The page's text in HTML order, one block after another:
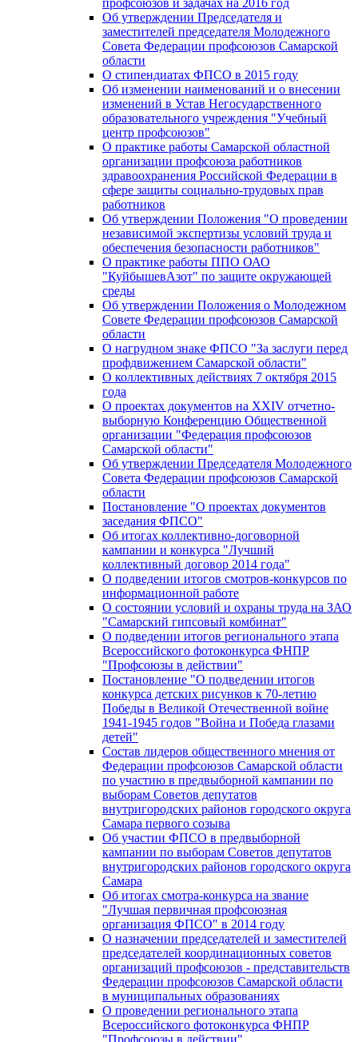
Об утверждении Председателя и
заместителей председателя Молодежного
Совета Федерации профсоюзов Самарской
области
О стипендиатах ФПСО в 2015 году
Об изменении наименований и о внесении
изменений в Устав Негосударственного
образовательного учреждения "Учебный
центр профсоюзов"
О практике работы Самарской областной
организации профсоюза работников
здравоохранения Российской Федерации в
сфере защиты социально-трудовых прав
работников
Об утверждении Положения "О проведении
независимой экспертизы условий труда и
обеспечения безопасности работников"
О практике работы ППО ОАО
"КуйбышевАзот" по защите окружающей
среды
Об утверждении Положения о Молодежном
Совете Федерации профсоюзов Самарской
области
О нагрудном знаке ФПСО "За заслуги перед
профдвижением Самарской области"
О коллективных действиях 7 октября 2015
года
О проектах документов на XXIV отчетно-
выборную Конференцию Общественной
организации "Федерация профсоюзов
Самарской области"
Об утверждении Председателя Молодежного
Совета Федерации профсоюзов Самарской
области
Постановление "О проектах документов
заседания ФПСО"
Об итогах коллективно-договорной
кампании и конкурса "Лучший
коллективный договор 2014 года"
О подведении итогов смотров-конкурсов по
информационной работе
О состоянии условий и охраны труда на ЗАО
"Самарский гипсовый комбинат"
О подведении итогов регионального этапа
Всероссийского фотоконкурса ФНПР
"Профсоюзы в действии"
Постановление "О подведении итогов
конкурса детских рисунков к 70-летию
Победы в Великой Отечественной войне
1941-1945 годов "Война и Победа глазами
детей"
Состав лидеров общественного мнения от
Федерации профсоюзов Самарской области
по участию в предвыборной кампании по
выборам Советов депутатов
внутригородских районов городского округа
Самара первого созыва
Об участии ФПСО в предвыборной
кампании по выборам Советов депутатов
внутригородских районов городского округа
Самара
Об итогах смотра-конкурса на звание
"Лучшая первичная профсоюзная
организация ФПСО" в 2014 году
О назначении председателей и заместителей
председателей координационных советов
организаций профсоюзов - представительств
Федерации профсоюзов Самарской области
в муниципальных образованиях
О проведении регионального этапа
Всероссийского фотоконкурса ФНПР
"Профсоюзы в действии"